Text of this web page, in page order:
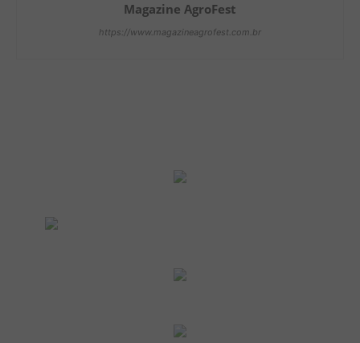
Magazine AgroFest
https://www.magazineagrofest.com.br